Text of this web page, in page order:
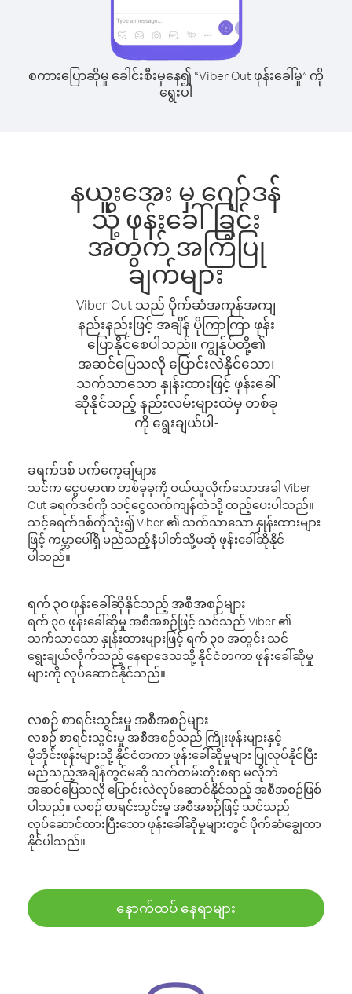
စကားပြောဆိုမှု ခေါင်းစီးမှနေ၍ “Viber Out ဖုန်းခေါ်မှု” ကို
ရွေးပါ
နယူးအေး မှ ဂျော်ဒန်
သို့ ဖုန်းခေါ်ခြင်း
အတွက် အကြံပြု
ချက်များ
Viber Out သည် ပိုက်ဆံအကုန်အကျ
နည်းနည်းဖြင့် အချိန် ပိုကြာကြာ ဖုန်း
ပြောနိုင်စေပါသည်။ ကျွန်ုပ်တို့၏
အဆင်ပြေသလို ပြောင်းလဲနိုင်သော၊
သက်သာသော နှုန်းထားဖြင့် ဖုန်းခေါ်
ဆိုနိုင်သည့် နည်းလမ်းများထဲမှ တစ်ခု
ကို ရွေးချယ်ပါ-
ခရက်ဒစ် ပက်ကေ့ချ်များ
သင်က ငွေပမာဏ တစ်ခုခုကို ဝယ်ယူလိုက်သောအခါ Viber
Out ခရက်ဒစ်ကို သင့်ငွေလက်ကျန်ထဲသို့ ထည့်ပေးပါသည်။
သင့်ခရက်ဒစ်ကိုသုံး၍ Viber ၏ သက်သာသော နှုန်းထားများ
ဖြင့် ကမ္ဘာပေါ်ရှိ မည်သည့်နံပါတ်သို့မဆို ဖုန်းခေါ်ဆိုနိုင်
ပါသည်။
ရက် ၃၀ ဖုန်းခေါ်ဆိုနိုင်သည့် အစီအစဉ်များ
ရက် ၃၀ ဖုန်းခေါ်ဆိုမှု အစီအစဉ်ဖြင့် သင်သည် Viber ၏
သက်သာသော နှုန်းထားများဖြင့် ရက် ၃၀ အတွင်း သင်
ရွေးချယ်လိုက်သည့် နေရာဒေသသို့ နိုင်ငံတကာ ဖုန်းခေါ်ဆိုမှု
များကို လုပ်ဆောင်နိုင်သည်။
လစဉ် စာရင်းသွင်းမှု အစီအစဉ်များ
လစဉ် စာရင်းသွင်းမှု အစီအစဉ်သည် ကြိုးဖုန်းများနှင့်
မိုဘိုင်းဖုန်းများသို့ နိုင်ငံတကာ ဖုန်းခေါ်ဆိုမှုများ ပြုလုပ်နိုင်ပြီး
မည်သည့်အချိန်တွင်မဆို သက်တမ်းတိုးစရာ မလိုဘဲ
အဆင်ပြေသလို ပြောင်းလဲလုပ်ဆောင်နိုင်သည့် အစီအစဉ်ဖြစ်
ပါသည်။ လစဉ် စာရင်းသွင်းမှု အစီအစဉ်ဖြင့် သင်သည်
လုပ်ဆောင်ထားပြီးသော ဖုန်းခေါ်ဆိုမှုများတွင် ပိုက်ဆံချွေတာ
နိုင်ပါသည်။
နောက်ထပ် နေရာများ